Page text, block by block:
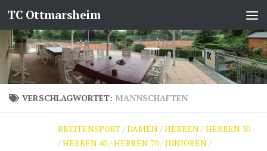
Zum Inhalt springen
TC Ottmarsheim
VERSCHLAGWORTET: MANNSCHAFTEN
BREITENSPORT/DAMEN/HERREN/HERREN 30
/HERREN 40/HERREN 70/JUNIOREN/